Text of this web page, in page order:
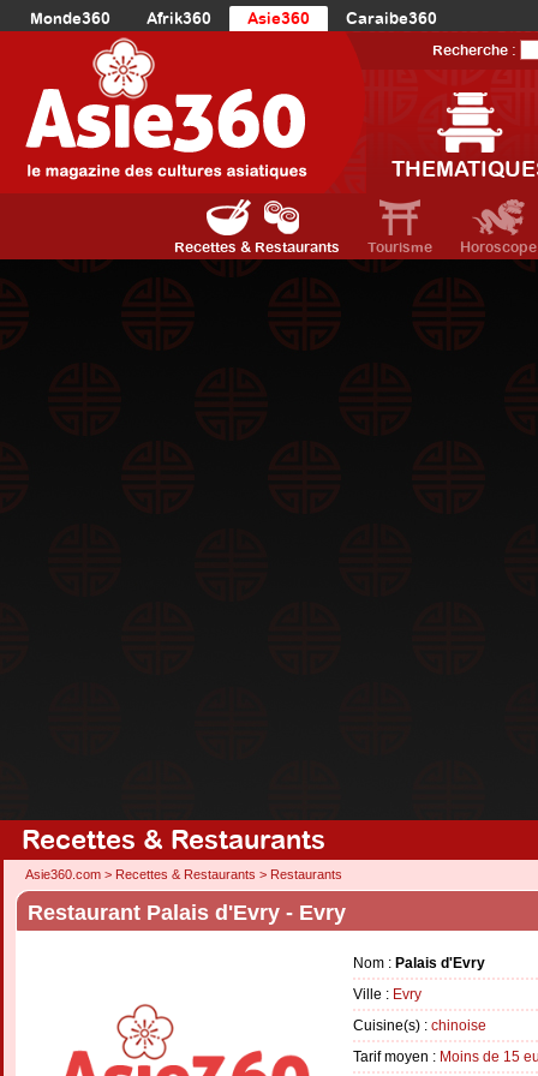
Monde360 Afrik360 Asie360
Caraibe360
Europe360
AmériqueDuNord360
Océanie360
Recherche :
Recettes & Restaurants Tourisme Horoscope
Recettes & Restaurants
Asie360.com > Recettes & Restaurants > Restaurants
Restaurant Palais d'Evry - Evry
Nom : Palais d'Evry
Ville : Evry
Cuisine(s) : chinoise
Tarif moyen : Moins de 15